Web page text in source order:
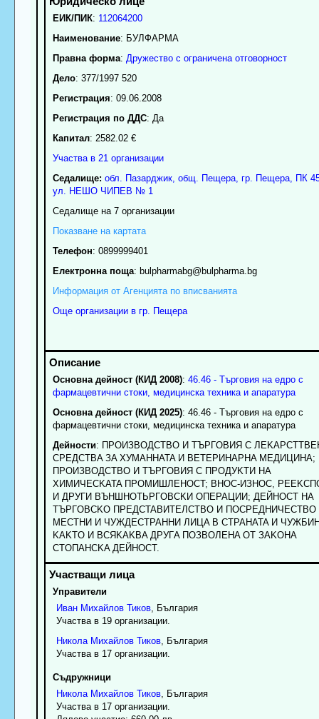
ЕИК/ПИК: 112064200
Наименование: БУЛФАРМА
Правна форма: Дружество с ограничена отговорност
Дело: 377/1997 520
Регистрация: 09.06.2008
Регистрация по ДДС: Да
Капитал: 2582.02 €
Участва в 21 организации
Седалище: обл. Пазарджик, общ. Пещера, гр. Пещера, ПК
ул. НЕШО ЧИПЕВ № 1
Седалище на 7 организации
Показване на картата
Телефон: 0899999401
Електронна поща: bulpharmabg@bulpharma.bg
Информация от Агенцията по вписванията
Още организации в гр. Пещера
Основна дейност (КИД 2008): 46.46 - Търговия на едро с
фармацевтични стоки, медицинска техника и апаратура
Основна дейност (КИД 2025): 46.46 - Търговия на едро с
фармацевтични стоки, медицинска техника и апаратура
Дейности: ПPOИЗBOДCTBO И TЪPГOBИЯ C
CPEДCTBA ЗA XУMAHHATA И BETEPИHAPHA MEДИЦИHA;
ПPOИЗBOДCTBO И TЪPГOBИЯ C ПPOДУKTИ HA
XИMИЧECKATA ПPOMИШЛEHOCT; BHOC-ИЗHOC,
И ДPУГИ BЪHШHOTЬPГOBCKИ OПEPAЦИИ; ДEЙHOCT HA
TЪPГOBCKO ПPEДCTABИTEЛCTBO И ПOCPEДHИЧECTBO
MECTHИ И ЧУЖДECTPAHHИ ЛИЦA B CTPAHATA И
KAKTO И BCЯKAKBA ДPУГA ПOЗBOЛEHA OT ЗAKOHA
CTOПAHCKA ДEЙHOCT.
Управители
Иван Михайлов Тиков, България
Участва в 19 организации.
Никола Михайлов Тиков, България
Участва в 17 организации.
Съдружници
Никола Михайлов Тиков, България
Участва в 17 организации.